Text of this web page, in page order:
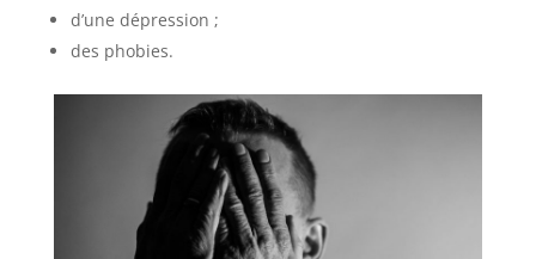
d’une dépression ;
des phobies.